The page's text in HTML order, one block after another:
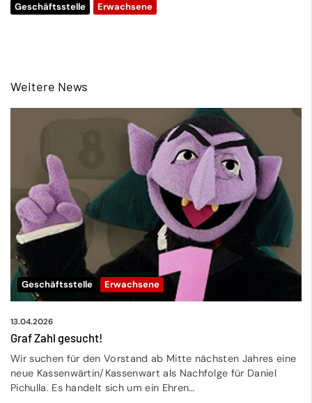
Geschäftsstelle Erwachsene
Weitere News
Geschäftsstelle Erwachsene
13.04.2026
Graf Zahl gesucht!
Wir suchen für den Vorstand ab Mitte nächsten Jahres eine
neue Kassenwärtin/Kassenwart als Nachfolge für Daniel
Pichulla. Es handelt sich um ein Ehren…